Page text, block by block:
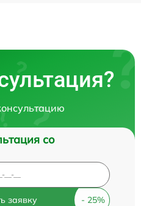
со
заявку